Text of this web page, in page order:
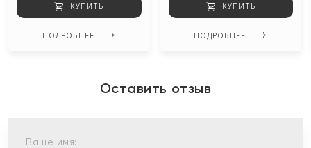
КУПИТЬ
ПОДРОБНЕЕ
КУПИТЬ
ПОДРОБНЕЕ
Оставить отзыв
Ваше имя: